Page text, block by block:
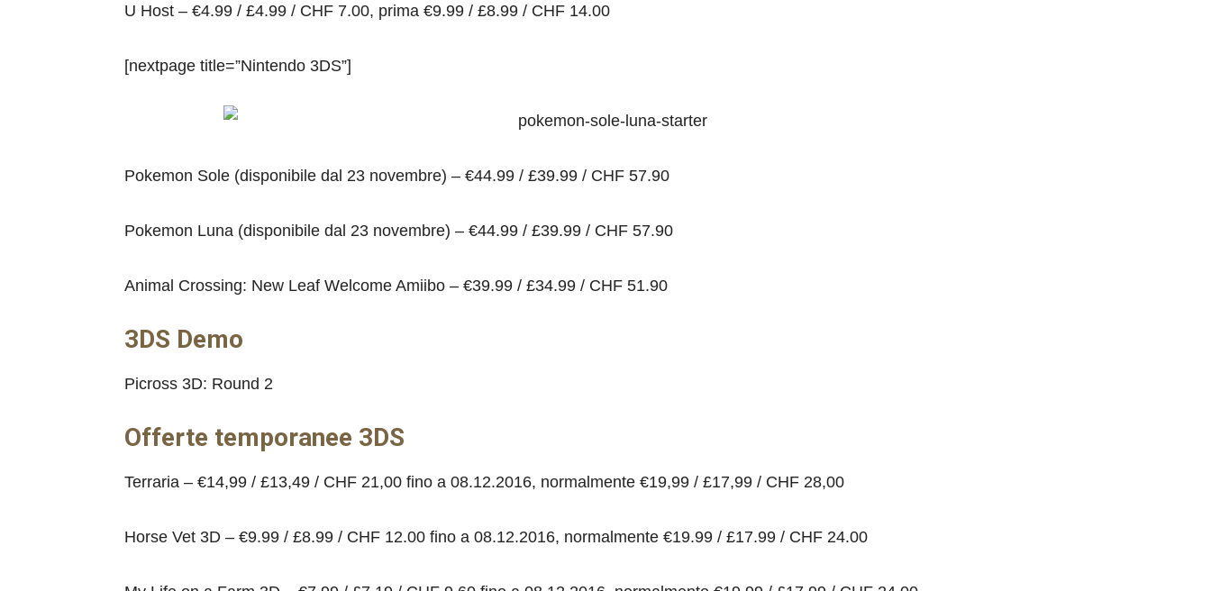
U Host – €4.99 / £4.99 / CHF 7.00, prima €9.99 / £8.99 / CHF 14.00
[nextpage title=”Nintendo 3DS”]
Pokemon Sole (disponibile dal 23 novembre) – €44.99 / £39.99 / CHF 57.90
Pokemon Luna (disponibile dal 23 novembre) – €44.99 / £39.99 / CHF 57.90
Animal Crossing: New Leaf Welcome Amiibo – €39.99 / £34.99 / CHF 51.90
3DS Demo
Picross 3D: Round 2
Offerte temporanee 3DS
Terraria – €14,99 / £13,49 / CHF 21,00 fino a 08.12.2016, normalmente €19,99 / £17,99 / CHF 28,00
Horse Vet 3D – €9.99 / £8.99 / CHF 12.00 fino a 08.12.2016, normalmente €19.99 / £17.99 / CHF 24.00